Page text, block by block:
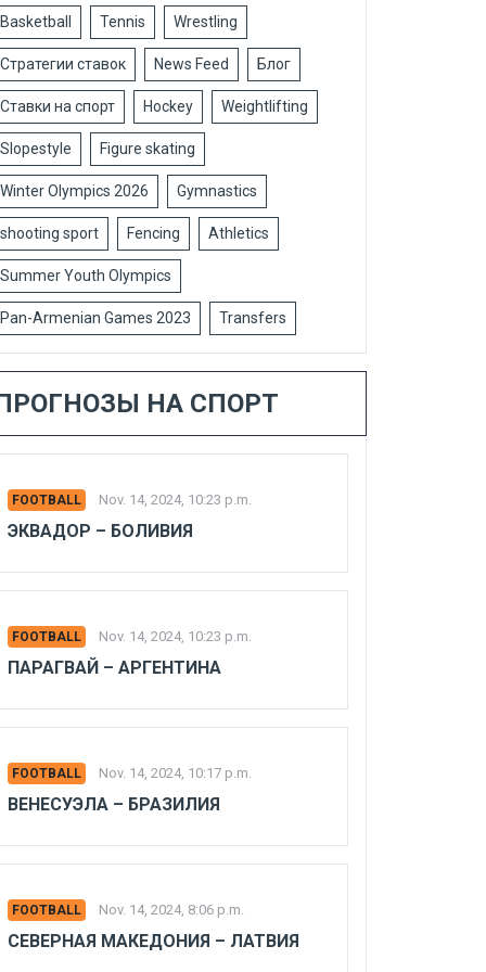
Basketball Tennis Wrestling
Стратегии ставок News Feed Блог
Ставки на спорт Hockey Weightlifting
Slopestyle Figure skating
Winter Olympics 2026 Gymnastics
shooting sport Fencing Athletics
Summer Youth Olympics
Pan-Armenian Games 2023 Transfers
НА СПОРТ
FOOTBALL Nov. 14, 2024, 10:23 p.m.
ЭКВАДОР – БОЛИВИЯ
FOOTBALL Nov. 14, 2024, 10:23 p.m.
ПАРАГВАЙ – АРГЕНТИНА
FOOTBALL Nov. 14, 2024, 10:17 p.m.
ВЕНЕСУЭЛА – БРАЗИЛИЯ
FOOTBALL Nov. 14, 2024, 8:06 p.m.
СЕВЕРНАЯ МАКЕДОНИЯ – ЛАТВИЯ